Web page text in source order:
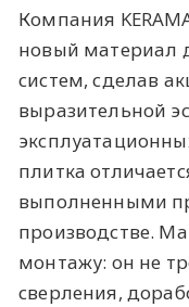
Компания
новый материал
систем, сделав
выразительной
плитка
выполненными
производстве.
монтажу: он не
сверления,